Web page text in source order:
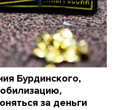
Бурдинского,
за деньги